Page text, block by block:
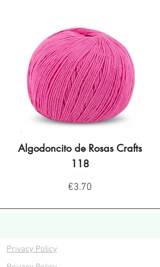
Algodoncito de Rosas Crafts
118
Price
€3.70
Privacy Policy